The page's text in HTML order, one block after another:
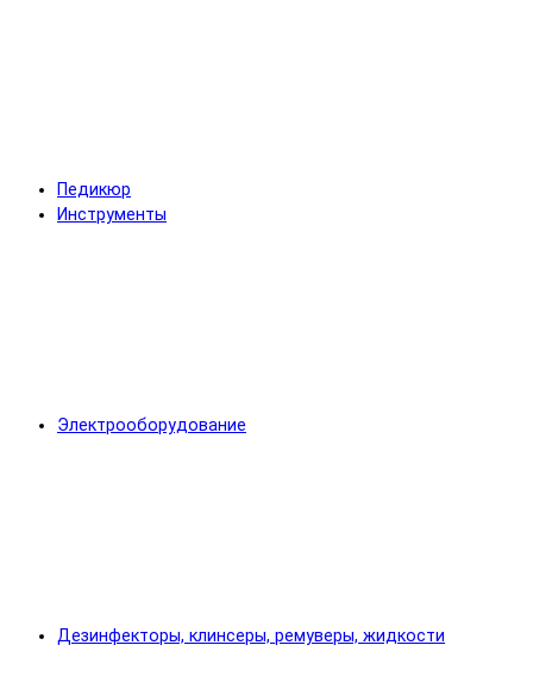
Педикюр
Инструменты
Электрооборудование
Дезинфекторы, клинсеры, ремуверы, жидкости